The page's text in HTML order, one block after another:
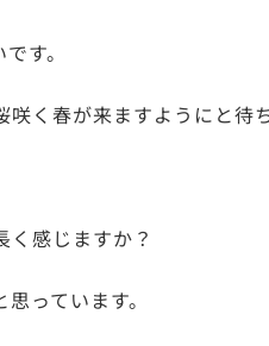
す。
く春が来ますようにと待
感じますか？
っています。